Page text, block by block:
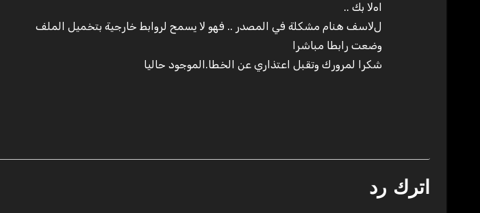
اهﻻ بك ..
لﻻسف هنام مشكلة في المصدر .. فهو ﻻ يسمح لروابط خارجية بتخميل الملف
وضعت رابطا مباشرا
شكرا لمرورك وتقبل اعتذاري عن الخطا.الموجود حاليا
اترك رد